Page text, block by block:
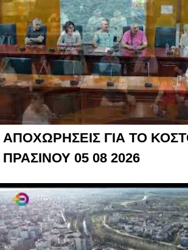
ΑΠΟΧΩΡΗΣΕΙΣ ΓΙΑ ΤΟ
ΠΡΑΣΙΝΟΥ 05 08 2026